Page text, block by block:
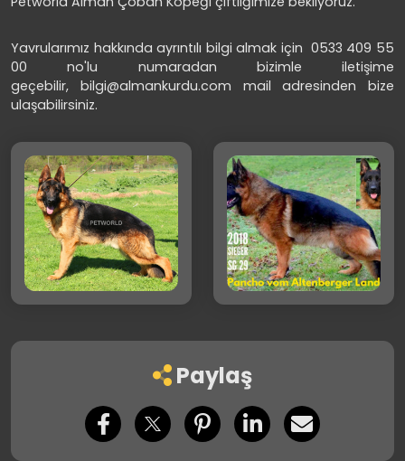
Yavrularımız hakkında ayrıntılı bilgi almak için 0533 409 55
00 no'lu numaradan bizimle iletişime
geçebilir, bilgi@almankurdu.com mail adresinden bize
ulaşabilirsiniz.
Paylaş